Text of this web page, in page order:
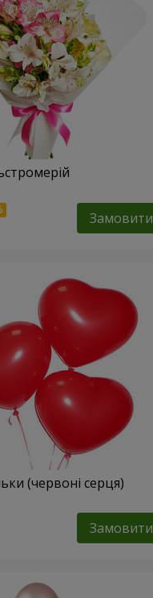
Замовити
(червоні серця)
Замовити